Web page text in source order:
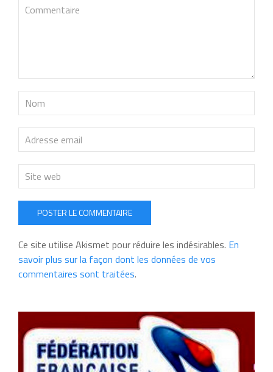
POSTER LE COMMENTAIRE
Ce site utilise Akismet pour réduire les indésirables. En
savoir plus sur la façon dont les données de vos
commentaires sont traitées.